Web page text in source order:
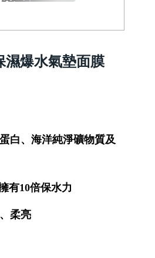
濕爆水氣墊面膜
白、海洋純淨礦物質及
有10倍保水力
柔亮